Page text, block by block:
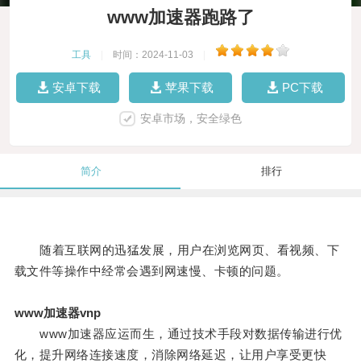
www加速器跑路了
工具 时间：2024-11-03
安卓下载 苹果下载 PC下载
安卓市场，安全绿色
简介 排行
随着互联网的迅猛发展，用户在浏览网页、看视频、下
载文件等操作中经常会遇到网速慢、卡顿的问题。
www加速器vnp
www加速器应运而生，通过技术手段对数据传输进行优
化，提升网络连接速度，消除网络延迟，让用户享受更快